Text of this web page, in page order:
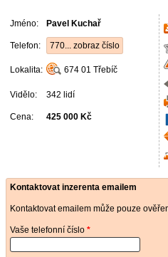
Jméno: Pavel Kuchař
Telefon: 770... zobraz číslo
Lokalita: 674 01 Třebíč
Vidělo: 342 lidí
Cena: 425 000 Kč
Kontaktovat inzerenta emailem
Kontaktovat emailem může pouze
Vaše telefonní číslo *